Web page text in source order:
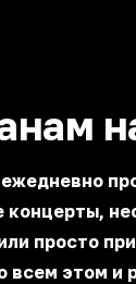
концерты,
просто
всем этом и